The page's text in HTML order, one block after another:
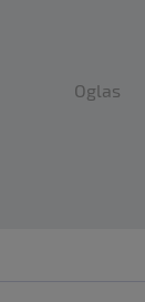
Oglas